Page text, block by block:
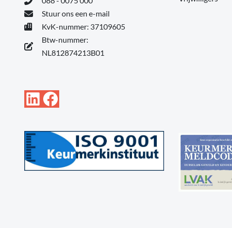
Stuur ons een e-mail
KvK-nummer: 37109605
Btw-nummer:
NL812874213B01
LinkedIn
Facebook